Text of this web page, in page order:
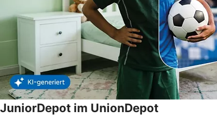
JuniorDepot im UnionDepot